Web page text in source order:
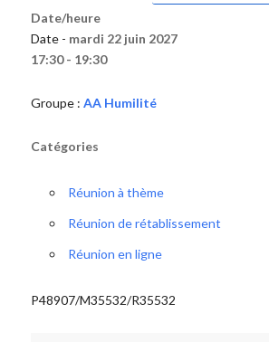
Date/heure
Date - mardi 22 juin 2027
17:30 - 19:30
Groupe : AA Humilité
Catégories
Réunion à thème
Réunion de rétablissement
Réunion en ligne
P48907/M35532/R35532